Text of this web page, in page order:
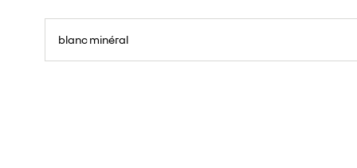
blanc minéral